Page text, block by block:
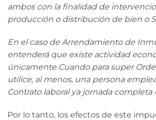
ambos con la finalidad de
producción o distribución de bien o
En el caso de Arrendamiento de
entenderá que existe actividad
únicamente Cuando para super
utilice, al menos, una persona
Contrato laboral ya jornada completa
Por lo tanto, los efectos de este